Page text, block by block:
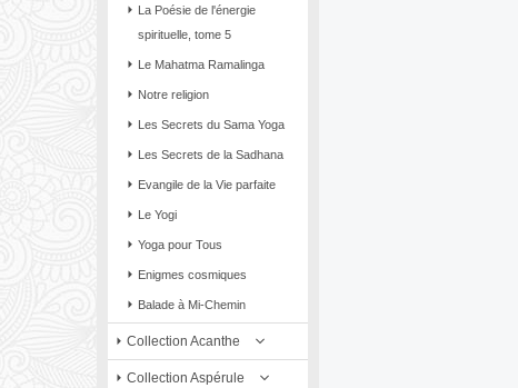
La Poésie de l'énergie
spirituelle, tome 5
Le Mahatma Ramalinga
Notre religion
Les Secrets du Sama Yoga
Les Secrets de la Sadhana
Evangile de la Vie parfaite
Le Yogi
Yoga pour Tous
Enigmes cosmiques
Balade à Mi-Chemin
Collection Acanthe
Collection Aspérule